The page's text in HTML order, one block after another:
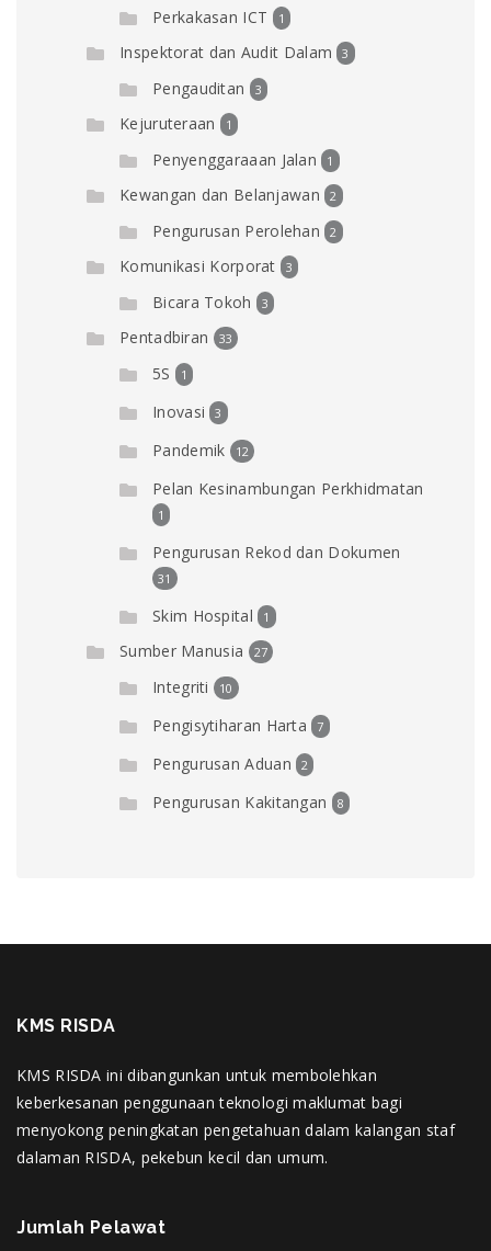
Perkakasan ICT 1
Inspektorat dan Audit Dalam 3
Pengauditan 3
Kejuruteraan 1
Penyenggaraaan Jalan 1
Kewangan dan Belanjawan 2
Pengurusan Perolehan 2
Komunikasi Korporat 3
Bicara Tokoh 3
Pentadbiran 33
5S 1
Inovasi 3
Pandemik 12
Pelan Kesinambungan Perkhidmatan
1
Pengurusan Rekod dan Dokumen
31
Skim Hospital 1
Sumber Manusia 27
Integriti 10
Pengisytiharan Harta 7
Pengurusan Aduan 2
Pengurusan Kakitangan 8
KMS RISDA
KMS RISDA ini dibangunkan untuk membolehkan
keberkesanan penggunaan teknologi maklumat bagi
menyokong peningkatan pengetahuan dalam kalangan staf
dalaman RISDA, pekebun kecil dan umum.
Jumlah Pelawat